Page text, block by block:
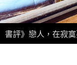
書評》戀人，在寂